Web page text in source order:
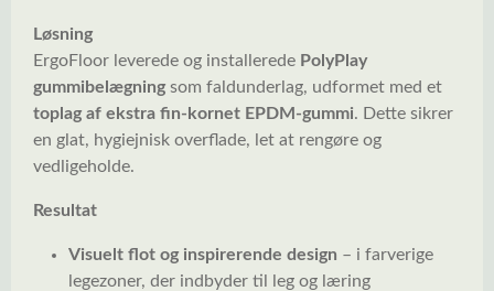
Løsning
ErgoFloor leverede og installerede PolyPlay
gummibelægning som faldunderlag, udformet med et
toplag af ekstra fin-kornet EPDM-gummi. Dette sikrer
en glat, hygiejnisk overflade, let at rengøre og
vedligeholde.
Resultat
Visuelt flot og inspirerende design – i farverige
legezoner, der indbyder til leg og læring